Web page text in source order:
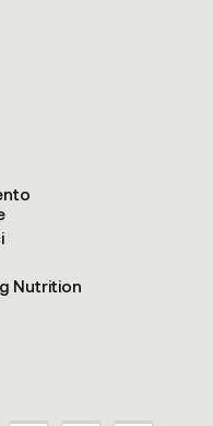
Nutrition